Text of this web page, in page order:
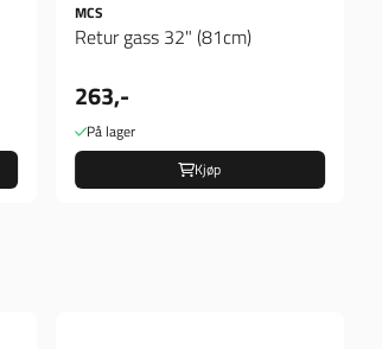
MCS
Retur gass 32" (81cm)
263,-
På lager
Kjøp